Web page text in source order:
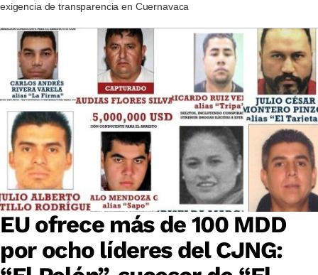
exigencia de transparencia en Cuernavaca
EU ofrece más de 100 MDD
por ocho líderes del CJNG: